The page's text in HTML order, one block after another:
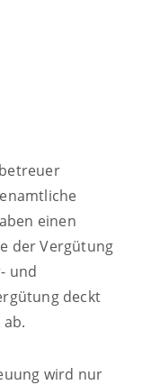
einen
der Vergütung
und
deckt
wird nur